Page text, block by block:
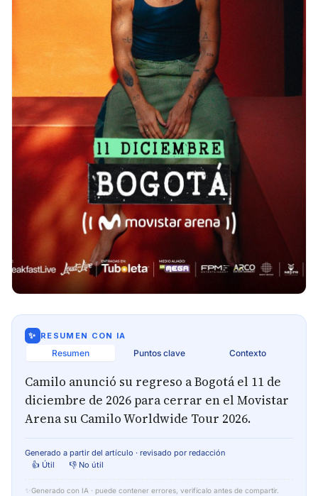
✨ RESUMEN CON IA
Resumen Puntos clave Contexto
Camilo anunció su regreso a Bogotá el 11 de
diciembre de 2026 para cerrar en el Movistar
Arena su Camilo Worldwide Tour 2026.
Generado a partir del artículo · revisado por redacción
👍 Útil
👎 No útil
✨ Generado con IA · puede contener errores, verifícalo antes de compartir.